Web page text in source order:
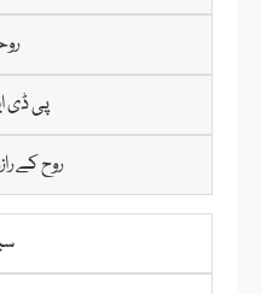
پی ڈی
روح کے